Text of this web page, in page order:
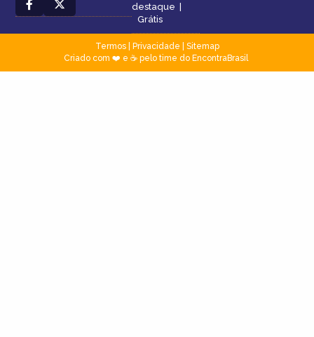
destaque |
Grátis
Termos| Privacidade
Sitemap
Criado com ❤️ e ☕ pelo time do EncontraBrasil